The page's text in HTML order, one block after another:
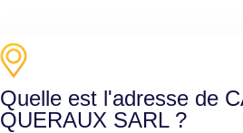
Quelle est l'adresse de
QUERAUX SARL ?